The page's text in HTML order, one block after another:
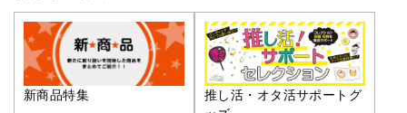
新商品特集
推し活・オタ活サポートグ